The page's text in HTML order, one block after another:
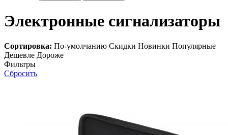
Электронные сигнализаторы
Сортировка: По-умолчанию Скидки Новинки Популярные
Дешевле Дороже
Фильтры
Сбросить